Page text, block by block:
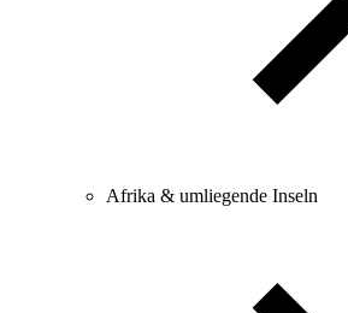
Afrika & umliegende Inseln